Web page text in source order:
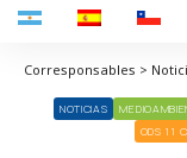
NOTICIAS
ODS 11